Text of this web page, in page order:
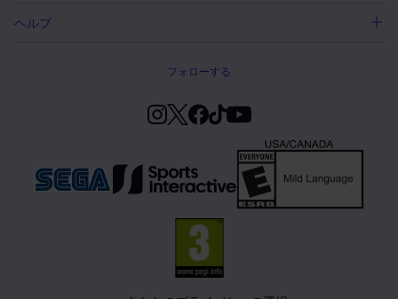
ヘルプ
フォローする